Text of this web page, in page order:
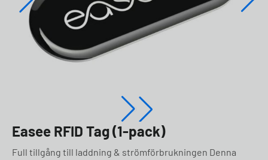
Easee RFID Tag (1-pack)
Full tillgång till laddning & strömförbrukningen Denna